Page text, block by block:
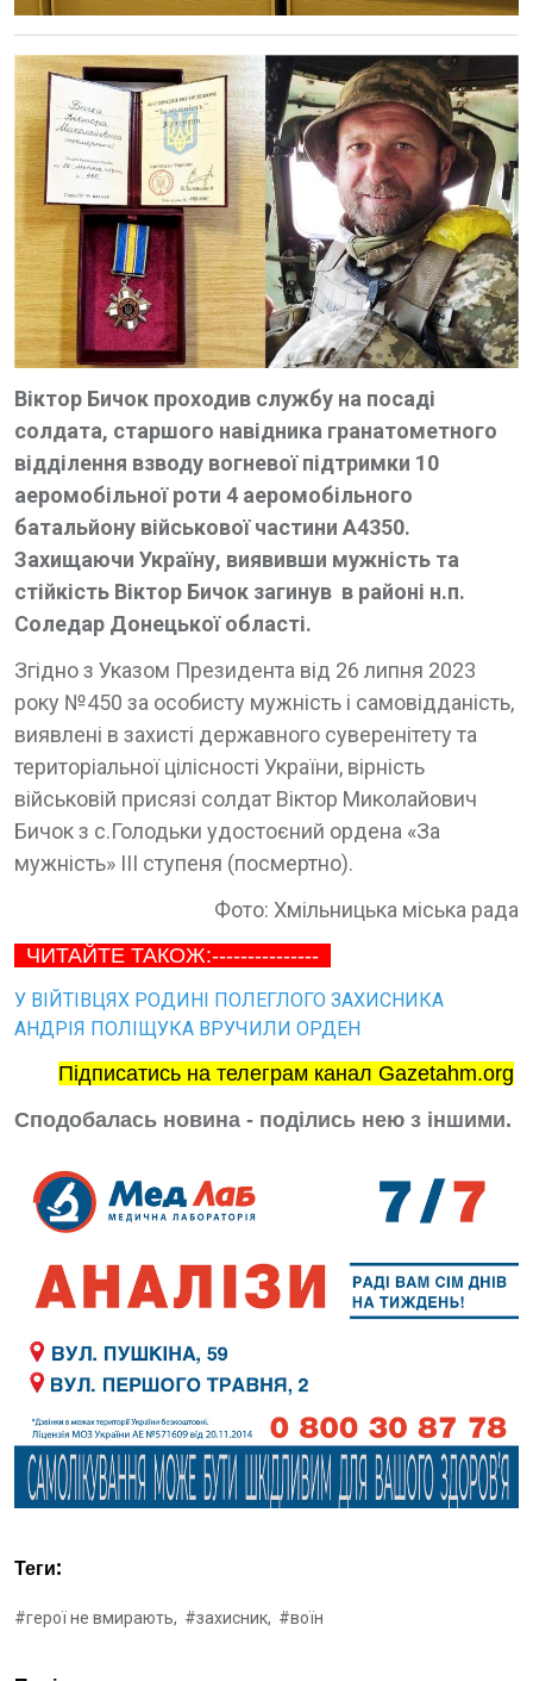
Віктор Бичок проходив службу на посаді
солдата, старшого навідника гранатометного
відділення взводу вогневої підтримки 10
аеромобільної роти 4 аеромобільного
батальйону військової частини А4350.
Захищаючи Україну, виявивши мужність та
стійкість Віктор Бичок загинув в районі н.п.
Соледар Донецької області.
Згідно з Указом Президента від 26 липня 2023
року №450 за особисту мужність і самовідданість,
виявлені в захисті державного суверенітету та
територіальної цілісності України, вірність
військовій присязі солдат Віктор Миколайович
Бичок з с.Голодьки удостоєний ордена «За
мужність» ІІІ ступеня (посмертно).
Фото: Хмільницька міська рада
ЧИТАЙТЕ ТАКОЖ:---------------
У ВІЙТІВЦЯХ РОДИНІ ПОЛЕГЛОГО ЗАХИСНИКА
АНДРІЯ ПОЛІЩУКА ВРУЧИЛИ ОРДЕН
Підписатись на телеграм канал Gazetahm.org
Сподобалась новина - поділись нею з іншими.
Теги:
#герої не вмирають, #захисник, #воїн